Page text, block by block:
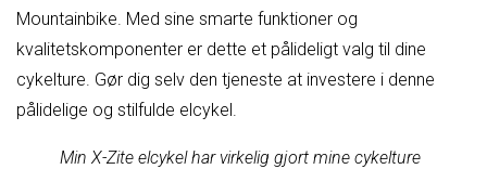
Mountainbike. Med sine smarte funktioner og
kvalitetskomponenter er dette et pålideligt valg til dine
cykelture. Gør dig selv den tjeneste at investere i denne
pålidelige og stilfulde elcykel.
Min X-Zite elcykel har virkelig gjort mine cykelture